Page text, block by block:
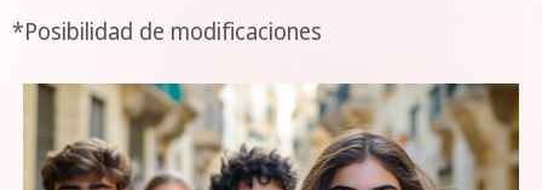
*Posibilidad de modificaciones